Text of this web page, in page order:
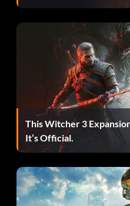
This Witcher 3
It’s Official.